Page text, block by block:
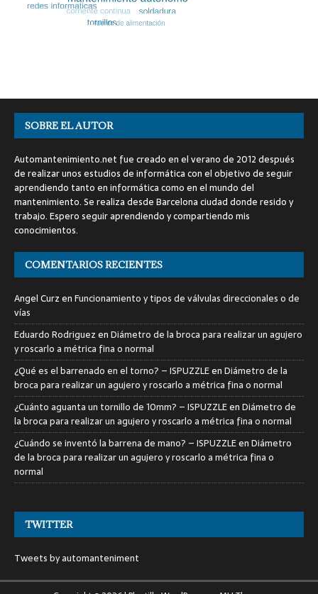
SOBRE EL AUTOR
Automantenimiento.net fue creado en el verano de 2012 después
de realizar unos estudios de informática con el objetivo de seguir
aprendiendo tanto en informática como en el mundo del
mantenimiento. Se realiza desde Barcelona ciudad donde resido y
trabajo. Espero seguir aprendiendo y compartiendo mis
conocimientos.
COMENTARIOS RECIENTES
Angel CurzenFuncionamiento y tipos de válvulas direccionales o de
vías
Eduardo RodriguezenDiámetro de la broca para realizar un agujero
y roscarlo a métrica fina o normal
¿Qué es el barrenado en el torno? – ISPUZZLEenDiámetro de la
broca para realizar un agujero y roscarlo a métrica fina o normal
¿Cuánto aguanta un tornillo de 10mm? – ISPUZZLEenDiámetro de
la broca para realizar un agujero y roscarlo a métrica fina o normal
¿Cuándo se inventó la barrena de mano? – ISPUZZLEenDiámetro
de la broca para realizar un agujero y roscarlo a métrica fina o
normal
TWITTER
Tweets by automanteniment